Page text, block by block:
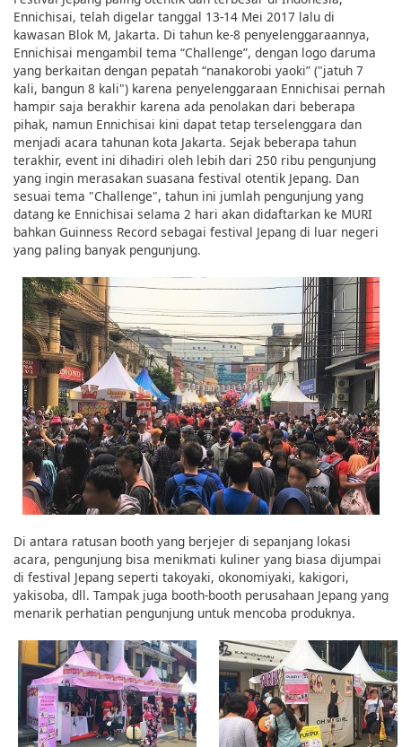
Ennichisai, telah digelar tanggal 13-14 Mei 2017 lalu di
kawasan Blok M, Jakarta. Di tahun ke-8 penyelenggaraannya,
Ennichisai mengambil tema “Challenge”, dengan logo daruma
yang berkaitan dengan pepatah “nanakorobi yaoki” ("jatuh 7
kali, bangun 8 kali") karena penyelenggaraan Ennichisai pernah
hampir saja berakhir karena ada penolakan dari beberapa
pihak, namun Ennichisai kini dapat tetap terselenggara dan
menjadi acara tahunan kota Jakarta. Sejak beberapa tahun
terakhir, event ini dihadiri oleh lebih dari 250 ribu pengunjung
yang ingin merasakan suasana festival otentik Jepang. Dan
sesuai tema "Challenge", tahun ini jumlah pengunjung yang
datang ke Ennichisai selama 2 hari akan didaftarkan ke MURI
bahkan Guinness Record sebagai festival Jepang di luar negeri
yang paling banyak pengunjung.
Di antara ratusan booth yang berjejer di sepanjang lokasi
acara, pengunjung bisa menikmati kuliner yang biasa dijumpai
di festival Jepang seperti takoyaki, okonomiyaki, kakigori,
yakisoba, dll. Tampak juga booth-booth perusahaan Jepang yang
menarik perhatian pengunjung untuk mencoba produknya.